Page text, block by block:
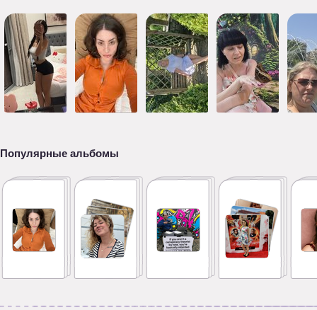
Популярные альбомы